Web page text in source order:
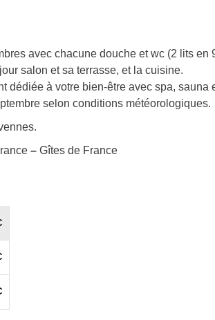
avec chacune douche et wc (2 lits en
salon et sa terrasse, et la cuisine.
dédiée à votre bien-être avec spa,
selon conditions météorologiques.
– Gîtes de France